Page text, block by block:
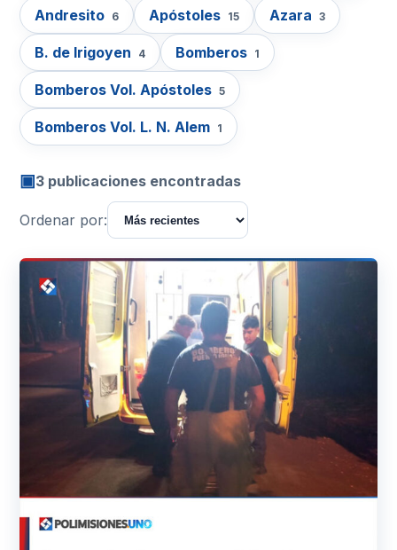
Andresito 6 Apóstoles 15 Azara 3
B. de Irigoyen 4 Bomberos 1
Bomberos Vol. Apóstoles 5
Bomberos Vol. L. N. Alem 1
▣3 publicaciones encontradas
Ordenar por: